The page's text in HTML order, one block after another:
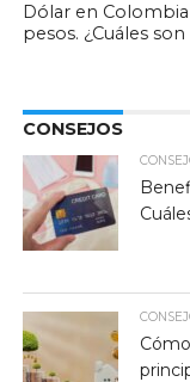
Dólar en
pesos. ¿Cuáles
CONSEJOS